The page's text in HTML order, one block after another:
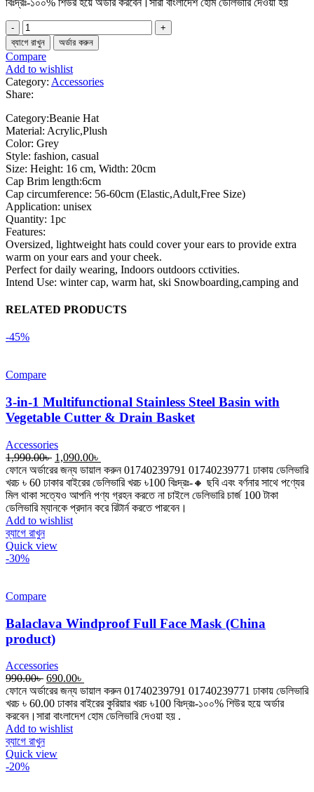
Elastic
Warm
Ear
Protection
Knitted
Hat
quantity
ব্যাগে রাখুন অর্ডার করুন
Compare
Add to wishlist
Category: Accessories
Share:
Category:Beanie Hat
Material: Acrylic,Plush
Color: Grey
Style: fashion, casual
Size: Height: 16 cm, Width: 20cm
Cap Brim length:6cm
Cap circumference: 56-60cm (Elastic,Adult,Free Size)
Application: unisex
Quantity: 1pc
Features:
Oversized, lightweight hats could cover your ears to provide extra
warm on your ears and your cheek.
Perfect for daily wearing, Indoors outdoors cctivities.
Intend Use: winter cap, warm hat, ski Snowboarding,camping and
RELATED PRODUCTS
-45%
Compare
3-in-1 Multifunctional Stainless Steel Basin with
Vegetable Cutter & Drain Basket
Accessories
1,990.00৳ Original
price
was:
1,990.00৳ .
1,090.00৳
price
is:
1,090.00৳ .
ফোনে অর্ডারের জন্য ডায়াল করুন 01740239791 01740239771 ঢাকায় ডেলিভারি
খরচ ৳ 60 ঢাকার বাইরের ডেলিভারি খরচ ৳100 বিঃদ্রঃ-🔸 ছবি এবং বর্ণনার সাথে পণ্যের
মিল থাকা সত্যেও আপনি পণ্য গ্রহন করতে না চাইলে ডেলিভারি চার্জ 100 টাকা
ডেলিভারি ম্যানকে প্রদান করে রিটার্ন করতে পারবেন।
Add to wishlist
ব্যাগে রাখুন
Quick view
-30%
Compare
Balaclava Windproof Full Face Mask (China
product)
Accessories
990.00৳ Original
price
was:
990.00৳ .
690.00৳
price
is:
690.00৳ .
ফোনে অর্ডারের জন্য ডায়াল করুন 01740239791 01740239771 ঢাকায় ডেলিভারি
খরচ ৳ 60.00 ঢাকার বাইরের কুরিয়ার খরচ ৳100 বিঃদ্রঃ-১০০% শিউর হয়ে অর্ডার
করবেন।সারা বাংলাদেশ হোম ডেলিভারি দেওয়া হয় .
Add to wishlist
ব্যাগে রাখুন
Quick view
-20%